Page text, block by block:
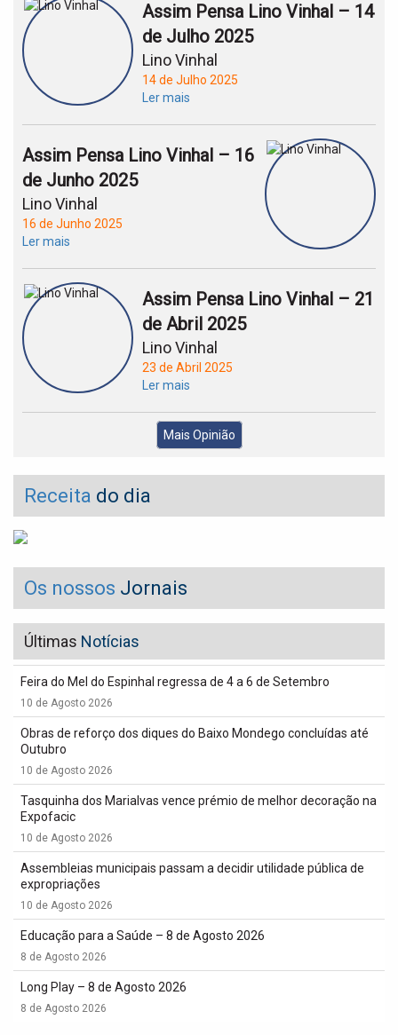
Assim Pensa Lino Vinhal – 14
de Julho 2025
Lino Vinhal
14 de Julho 2025
Ler mais
Assim Pensa Lino Vinhal – 16
de Junho 2025
Lino Vinhal
16 de Junho 2025
Ler mais
Assim Pensa Lino Vinhal – 21
de Abril 2025
Lino Vinhal
23 de Abril 2025
Ler mais
Mais Opinião
Receita do dia
Os nossos Jornais
Últimas Notícias
Feira do Mel do Espinhal regressa de 4 a 6 de Setembro
10 de Agosto 2026
Obras de reforço dos diques do Baixo Mondego concluídas até
Outubro
10 de Agosto 2026
Tasquinha dos Marialvas vence prémio de melhor decoração na
Expofacic
10 de Agosto 2026
Assembleias municipais passam a decidir utilidade pública de
expropriações
10 de Agosto 2026
Educação para a Saúde – 8 de Agosto 2026
8 de Agosto 2026
Long Play – 8 de Agosto 2026
8 de Agosto 2026